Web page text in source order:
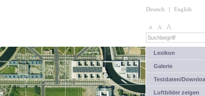
Deutsch | English
Lexikon
Galerie
Testdaten/
Luftbilder zeigen